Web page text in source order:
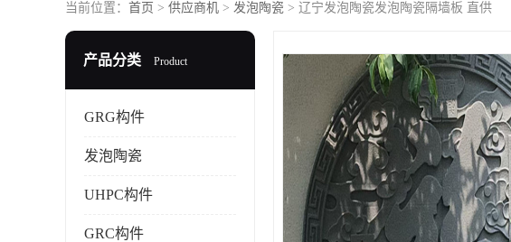
当前位置： 首页 > 供应商机 > 发泡陶瓷 > 辽宁发泡陶瓷发泡陶瓷隔墙板 直供
产品分类 Product
GRG构件
发泡陶瓷
UHPC构件
GRC构件